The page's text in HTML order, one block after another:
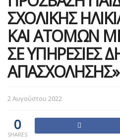
ΣΧΟΛΙΚΗΣ
ΚΑΙ ΑΤΟΜΩΝ
ΣΕ ΥΠΗΡΕΣΙΕΣ
ΑΠΑΣΧΟΛΗΣΗΣ»
2 Αυγούστου 2022
0
SHARES